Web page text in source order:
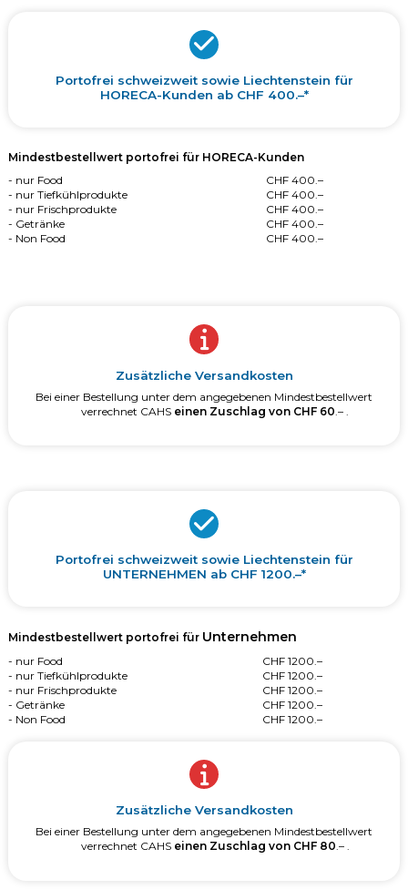
Portofrei schweizweit sowie Liechtenstein für
HORECA-Kunden ab CHF 400.–*
Mindestbestellwert portofrei für HORECA-Kunden
- nur Food
CHF 400.–
- nur Tiefkühlprodukte
CHF 400.–
- nur Frischprodukte
CHF 400.–
- Getränke
CHF 400.–
- Non Food
CHF 400.–
Zusätzliche Versandkosten
Bei einer Bestellung unter dem angegebenen Mindestbestellwert
verrechnet CAHS einen Zuschlag von CHF 60 .– .
Portofrei schweizweit sowie Liechtenstein für
UNTERNEHMEN ab CHF 1200.–*
Mindestbestellwert portofrei für Unternehmen
- nur Food
CHF 1200.–
- nur Tiefkühlprodukte
CHF 1200.–
- nur Frischprodukte
CHF 1200.–
- Getränke
CHF 1200.–
- Non Food
CHF 1200.–
Zusätzliche Versandkosten
Bei einer Bestellung unter dem angegebenen Mindestbestellwert
verrechnet CAHS einen Zuschlag von CHF 80.– .